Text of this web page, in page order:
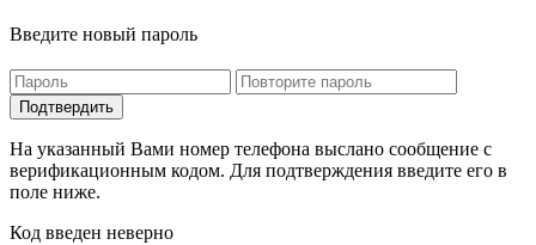
Введите новый пароль
На указанный Вами номер телефона выслано сообщение с
верификационным кодом. Для подтверждения введите его в
поле ниже.
Код введен неверно